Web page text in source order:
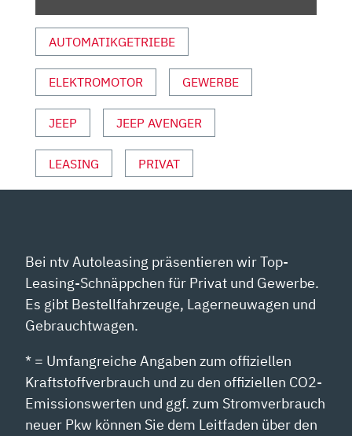
REVIEW
REICHWEITE
VON
YOUTUBE
ANZEIGEN
AUTOMATIKGETRIEBE
ELEKTROMOTOR GEWERBE
JEEP JEEP AVENGER
LEASING PRIVAT
Bei ntv Autoleasing präsentieren wir Top-
Leasing-Schnäppchen für Privat und Gewerbe.
Es gibt Bestellfahrzeuge, Lagerneuwagen und
Gebrauchtwagen.
* = Umfangreiche Angaben zum offiziellen
Kraftstoffverbrauch und zu den offiziellen CO2-
Emissionswerten und ggf. zum Stromverbrauch
neuer Pkw können Sie dem Leitfaden über den